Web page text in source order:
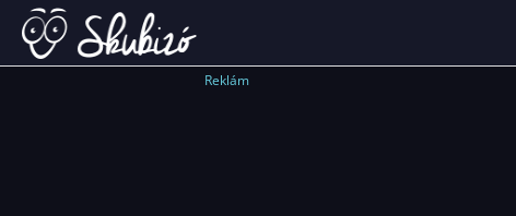
Reklám